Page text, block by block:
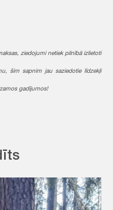
ziedojumi netiek pilnībā izlietoti
šim sapnim jau saziedotie līdzekļi
gadījumos!